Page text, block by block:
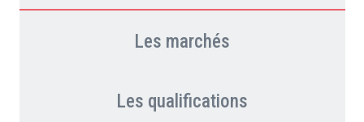
Les marchés
Les qualifications